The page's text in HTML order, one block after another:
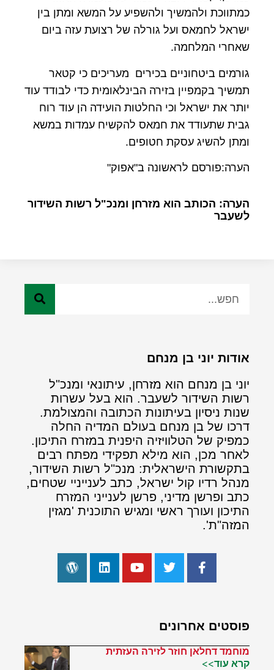
כמתווכת ולהמשיך ולהשפיע על המשא ומתן בין
ישראל לחמאס ועל גורלה של רצועת עזה ביום
שאחרי המלחמה.
גורמים ביטחוניים בכירים מעריכים כי קטאר
תמשיך בקמפיין בזירה הבינלאומית כדי לבודד עוד
יותר את ישראל וכי החלטות הועידה הן עוד רוח
גבית שתעודד את חמאס להקשיח עמדות במשא
ומתן להשיג עסקת חטופים.
הערה:פורסם לראשונה ב"אפוק"
הערה: הכותב הוא מזרחן ומנכ"ל רשות השידור
לשעבר
אודות יוני בן מנחם
יוני בן מנחם הוא מזרחן, עיתונאי ומנכ"ל
רשות השידור לשעבר. הוא בעל עשרות
שנות ניסיון בעיתונות הכתובה והמצולמת.
דרכו של בן מנחם בעולם המדיה החלה
כמפיק של הטלוויזיה היפנית במזרח התיכון.
לאחר מכן, הוא מילא תפקידי מפתח רבים
בתקשורת הישראלית: מנכ"ל רשות השידור,
מנהל רדיו קול ישראל, כתב לענייניי שטחים,
כתב ופרשן מדיני, פרשן לענייני המזרח
התיכון ועורך ראשי ומגיש התוכנית 'מגזין
המזה"ת'.
פוסטים אחרונים
מוחמד דחלאן חוזר לזירה העזתית
קרא עוד>>